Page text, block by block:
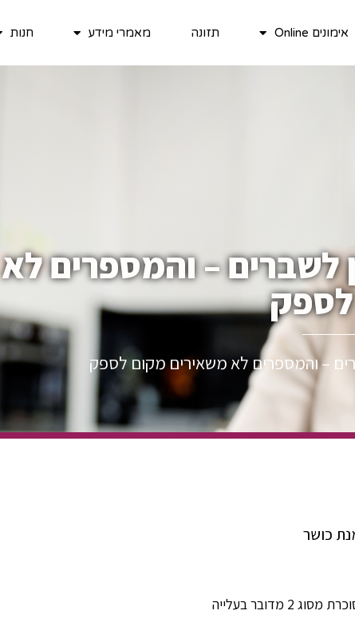
אימונים Online תזונה מאמרי מידע חנות
– והמספרים לא
– והמספרים לא משאירים מקום לספק
כושר
במחקרים שכללו מיליוני משתתפים נמצא כי הסיכון הכולל לשברים גבוה יותר בסוכרת מסוג 1 אך גם בסוכרת מסוג 2 מדובר בעלייה